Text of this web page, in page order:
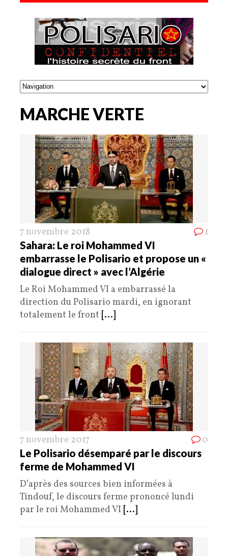
MARCHE VERTE
7 novembre 2018 1
Sahara: Le roi Mohammed VI
embarrasse le Polisario et propose un «
dialogue direct » avec l’Algérie
Le Roi Mohammed VI a embarrassé la
direction du Polisario mardi, en ignorant
totalement le front [...]
7 novembre 2017 0
Le Polisario désemparé par le discours
ferme de Mohammed VI
D’après des sources bien informées à
Tindouf, le discours ferme prononcé lundi
par le roi Mohammed VI [...]